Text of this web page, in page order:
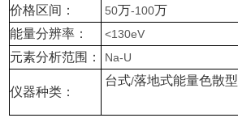
价格区间： 50万-100万
能量分辨率：
<130eV
元素分析范围： Na-U
仪器种类：
台式/落地式能量色散型